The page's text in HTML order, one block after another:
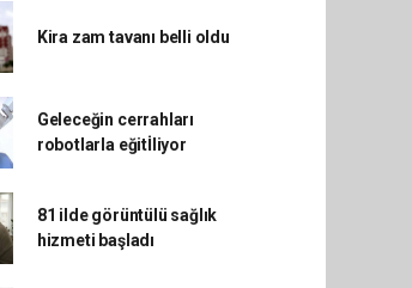
Kira zam tavanı belli oldu
Geleceğin cerrahları
robotlarla eğitİliyor
81 ilde görüntülü sağlık
hizmeti başladı